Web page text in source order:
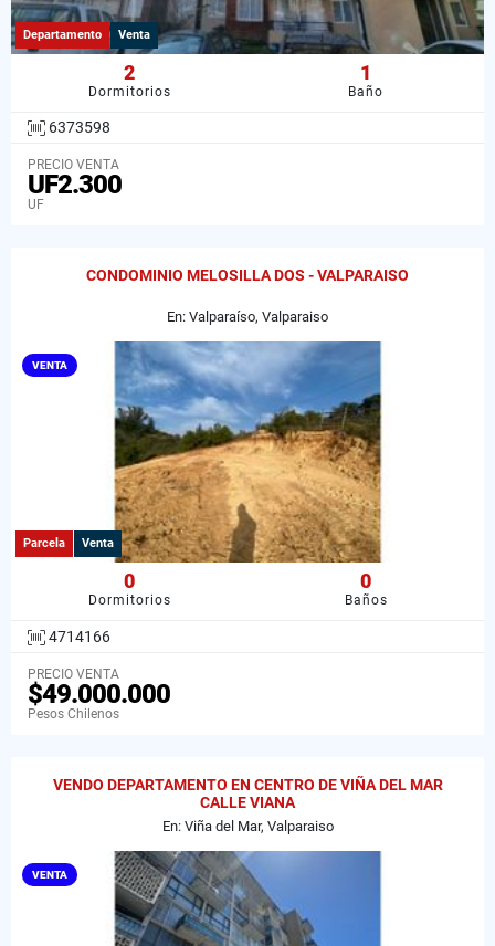
Departamento Venta
2
Dormitorios
1
Baño
6373598
PRECIO VENTA
UF2.300
UF
CONDOMINIO MELOSILLA DOS - VALPARAISO
En: Valparaíso, Valparaiso
VENTA
Parcela Venta
0
Dormitorios
0
Baños
4714166
PRECIO VENTA
$49.000.000
Pesos Chilenos
VENDO DEPARTAMENTO EN CENTRO DE VIÑA DEL MAR
CALLE VIANA
En: Viña del Mar, Valparaiso
VENTA